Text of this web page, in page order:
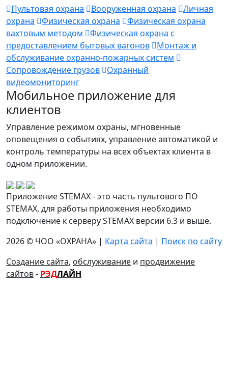
Пультовая охрана Вооруженная охрана
Личная
охрана
Физическая охрана
Физическая охрана
вахтовым методом
Физическая охрана с
предоставлением бытовых вагонов
Монтаж и
обслуживание охранно-пожарных систем
Сопровождение грузов
Охранный
видеомониторинг
Мобильное приложение для
клиентов
Управление режимом охраны, мгновенные
оповещения о событиях, управление автоматикой и
контроль температуры на всех объектах клиента в
одном приложении.
Приложение STEMAX - это часть пультового ПО
STEMAX, для работы приложения необходимо
подключение к серверу STEMAX версии 6.3 и выше.
2026 © ЧОО «ОХРАНА» | Карта сайта | Поиск по сайту
Создание сайта, обслуживание и продвижение
сайтов- РЭДЛАЙН